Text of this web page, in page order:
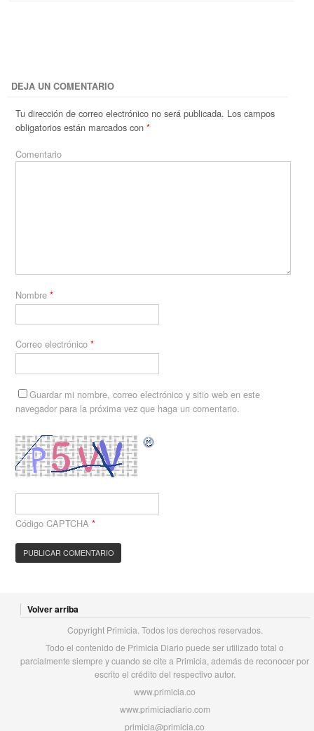
DEJA UN COMENTARIO
Tu dirección de correo electrónico no será publicada. Los campos
obligatorios están marcados con*
Comentario
Nombre*
Correo electrónico*
Guardar mi nombre, correo electrónico y sitio web en este
navegador para la próxima vez que haga un comentario.
Código CAPTCHA *
Volver arriba
Copyright Primicia. Todos los derechos reservados.
Todo el contenido de Primicia Diario puede ser utilizado total o
parcialmente siempre y cuando se cite a Primicia, además de reconocer por
escrito el crédito del respectivo autor.
www.primicia.co
www.primiciadiario.com
primicia@primicia.co